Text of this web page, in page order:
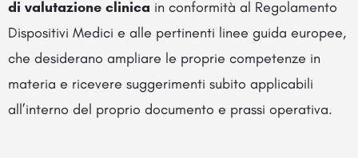
di valutazione clinica in conformità al Regolamento
Dispositivi Medici e alle pertinenti linee guida europee,
che desiderano ampliare le proprie competenze in
materia e ricevere suggerimenti subito applicabili
all’interno del proprio documento e prassi operativa.